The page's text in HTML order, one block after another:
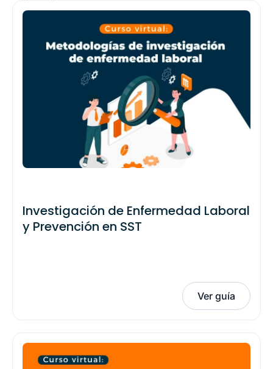
Investigación de Enfermedad Laboral
y Prevención en SST
Ver guía